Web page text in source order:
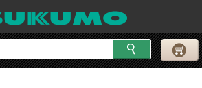
ハードウェア